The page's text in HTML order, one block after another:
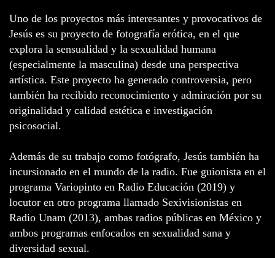
Uno de los proyectos más interesantes y provocativos de
Jesús es su proyecto de fotografía erótica, en el que
explora la sensualidad y la sexualidad humana
(especialmente la masculina) desde una perspectiva
artística. Este proyecto ha generado controversia, pero
también ha recibido reconocimiento y admiración por su
originalidad y calidad estética e investigación
psicosocial.
Además de su trabajo como fotógrafo, Jesús también ha
incursionado en el mundo de la radio. Fue guionista en el
programa Variopinto en Radio Educación (2019) y
locutor en otro programa llamado Sexivisionistas en
Radio Unam (2013), ambas radios públicas en México y
ambos programas enfocados en sexualidad sana y
diversidad sexual.